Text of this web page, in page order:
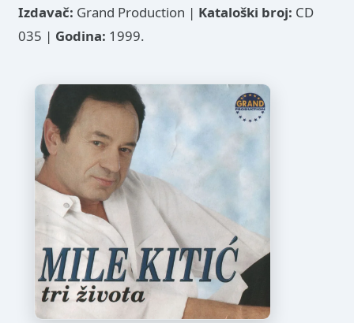
Izdavač: Grand Production | Kataloški broj: CD
035 | Godina: 1999.